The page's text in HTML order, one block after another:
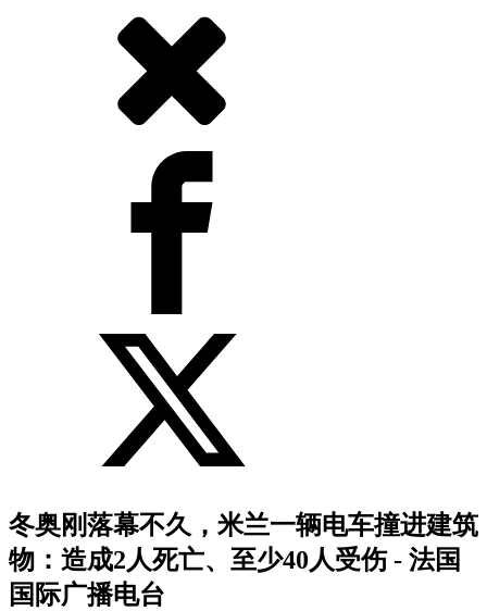
冬奥刚落幕不久，米兰一辆电车撞进建筑
物：造成2人死亡、至少40人受伤 - 法国
国际广播电台